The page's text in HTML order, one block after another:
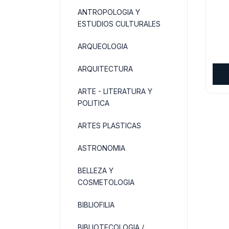
ANTROPOLOGIA Y
ESTUDIOS CULTURALES
ARQUEOLOGIA
ARQUITECTURA
ARTE - LITERATURA Y
POLITICA
ARTES PLASTICAS
ASTRONOMIA
BELLEZA Y
COSMETOLOGIA
BIBLIOFILIA
BIBLIOTECOLOGIA /